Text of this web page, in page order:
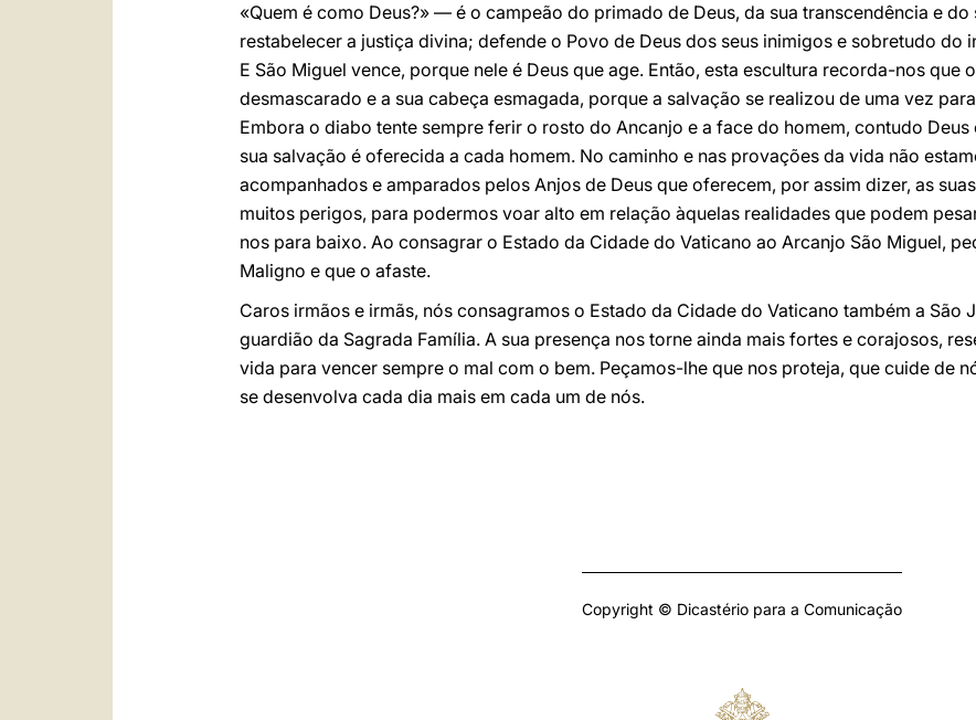
«Quem é como Deus?» — é o campeão do primado de Deus, da sua transcendência e
restabelecer a justiça divina; defende o Povo de Deus dos seus inimigos e sobretudo do
E São Miguel vence, porque nele é Deus que age. Então, esta escultura recorda-nos que
desmascarado e a sua cabeça esmagada, porque a salvação se realizou de uma vez
Embora o diabo tente sempre ferir o rosto do Ancanjo e a face do homem, contudo Deus
sua salvação é oferecida a cada homem. No caminho e nas provações da vida não
acompanhados e amparados pelos Anjos de Deus que oferecem, por assim dizer, as
muitos perigos, para podermos voar alto em relação àquelas realidades que podem
nos para baixo. Ao consagrar o Estado da Cidade do Vaticano ao Arcanjo São Miguel,
Maligno e que o afaste.
Caros irmãos e irmãs, nós consagramos o Estado da Cidade do Vaticano também a São
guardião da Sagrada Família. A sua presença nos torne ainda mais fortes e corajosos,
vida para vencer sempre o mal com o bem. Peçamos-lhe que nos proteja, que cuide de
se desenvolva cada dia mais em cada um de nós.
Copyright © Dicastério para a Comunicação